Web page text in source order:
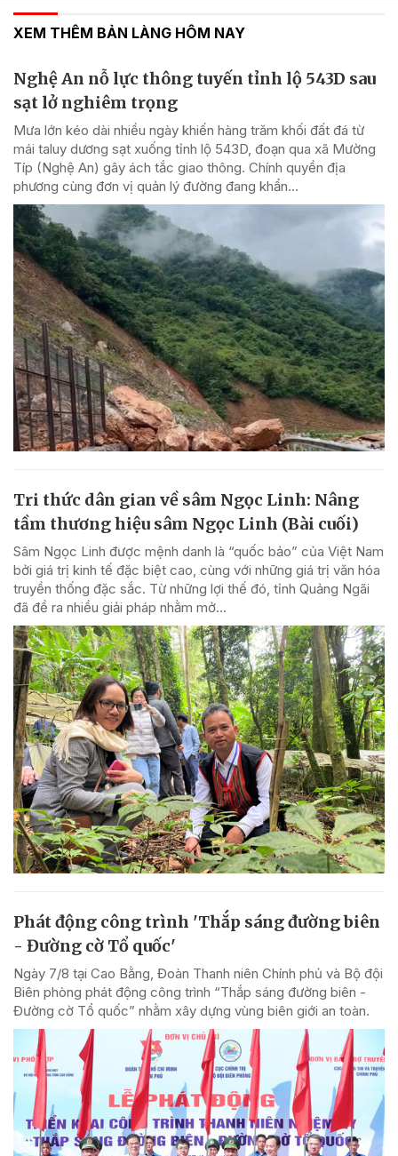
XEM THÊM BẢN LÀNG HÔM NAY
Nghệ An nỗ lực thông tuyến tỉnh lộ 543D sau
sạt lở nghiêm trọng
Mưa lớn kéo dài nhiều ngày khiến hàng trăm khối đất đá từ
mái taluy dương sạt xuống tỉnh lộ 543D, đoạn qua xã Mường
Típ (Nghệ An) gây ách tắc giao thông. Chính quyền địa
phương cùng đơn vị quản lý đường đang khẩn...
Tri thức dân gian về sâm Ngọc Linh: Nâng
tầm thương hiệu sâm Ngọc Linh (Bài cuối)
Sâm Ngọc Linh được mệnh danh là “quốc bảo” của Việt Nam
bởi giá trị kinh tế đặc biệt cao, cùng với những giá trị văn hóa
truyền thống đặc sắc. Từ những lợi thế đó, tỉnh Quảng Ngãi
đã đề ra nhiều giải pháp nhằm mở...
Phát động công trình 'Thắp sáng đường biên
- Đường cờ Tổ quốc'
Ngày 7/8 tại Cao Bằng, Đoàn Thanh niên Chính phủ và Bộ đội
Biên phòng phát động công trình “Thắp sáng đường biên -
Đường cờ Tổ quốc” nhằm xây dựng vùng biên giới an toàn.